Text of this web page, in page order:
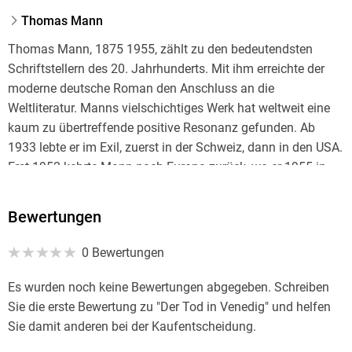
Thomas Mann
Thomas Mann, 1875 1955, zählt zu den bedeutendsten
Schriftstellern des 20. Jahrhunderts. Mit ihm erreichte der
moderne deutsche Roman den Anschluss an die
Weltliteratur. Manns vielschichtiges Werk hat weltweit eine
kaum zu übertreffende positive Resonanz gefunden. Ab
1933 lebte er im Exil, zuerst in der Schweiz, dann in den USA.
Erst 1952 kehrte Mann nach Europa zurück, wo er 1955 in
Ulrich Tukur, 1957 geboren, ist nicht nur einer der
und ein leidenschaftlicher Musiker, sondern hat auch als
Schriftsteller großen Erfolg (»Der Ursprung der Welt«, »Die
Seerose im Speisesaal«, »Die Spieluhr«). Für seine Arbeit
erhielt er zahlreiche Film- und Fernsehpreise, aber auch
Bewertungen
0 Bewertungen
Es wurden noch keine Bewertungen abgegeben. Schreiben
Sie die erste Bewertung zu "Der Tod in Venedig" und helfen
Sie damit anderen bei der Kaufentscheidung.